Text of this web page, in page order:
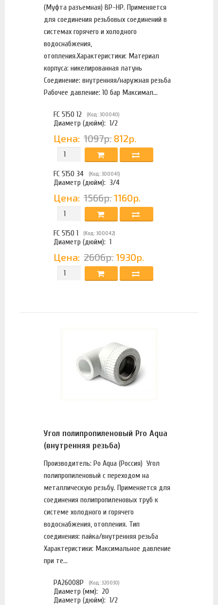
(Муфта разъемная) ВР-НР. Применяется
для соединения резьбовых соединений в
системах горячего и холодного
водоснабжения,
отопления.Характеристики: Материал
корпуса: никелированная латунь
Соединение: внутренняя/наружная резьба
Рабочее давление: 10 бар Максимал...
FC 5150 12 (Код: 300040)
Диаметр (дюйм): 1/2
Цена: 1097р. 812р.
FC 5150 34 (Код: 300041)
Диаметр (дюйм): 3/4
Цена: 1566р. 1160р.
FC 5150 1 (Код: 300042)
Диаметр (дюйм): 1
Цена: 2606р. 1930р.
Угол полипропиленовый Pro Aqua
(внутренняя резьба)
Производитель: Po Aqua (Россия) Угол
полипропиленовый с переходом на
металлическую резьбу. Применяется для
соединения полипропиленовых труб к
системе холодного и горячего
водоснабжения, отопления. Тип
соединения: пайка/внутренняя резьба
Характеристики: Максимальное давление
при те...
PA26008P (Код: 320030)
Диаметр (мм): 20
Диаметр (дюйм): 1/2